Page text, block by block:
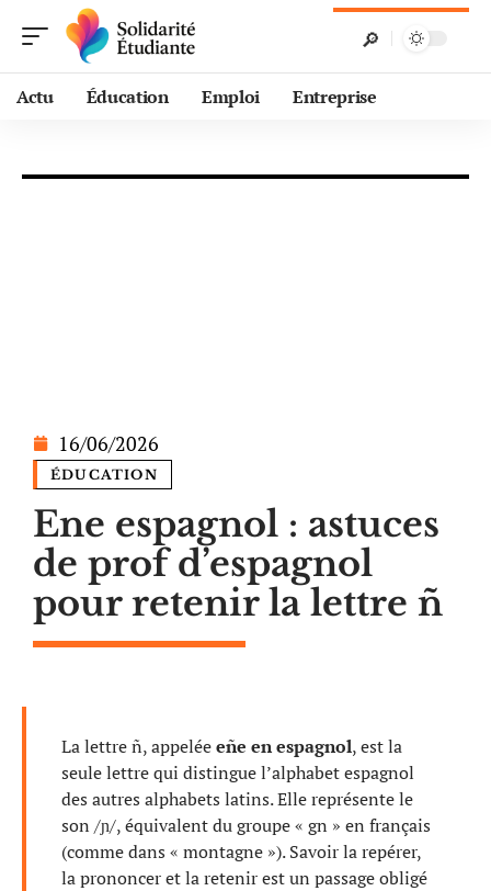
Actu Éducation Emploi Entreprise
16/06/2026
ÉDUCATION
Ene espagnol : astuces
de prof d’espagnol
pour retenir la lettre ñ
La lettre ñ, appeléeeñe en espagnol, est la
seule lettre qui distingue l’alphabet espagnol
des autres alphabets latins. Elle représente le
son /ɲ/, équivalent du groupe « gn » en français
(comme dans « montagne »). Savoir la repérer,
la prononcer et la retenir est un passage obligé